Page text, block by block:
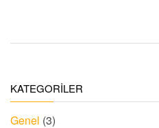
KATEGORİLER
Genel (3)